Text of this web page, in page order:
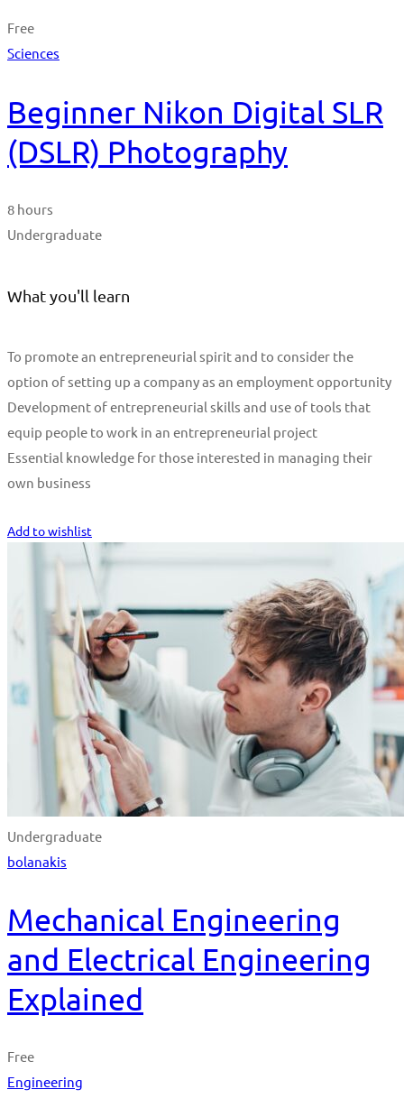
Free
Sciences
Beginner Nikon Digital SLR
(DSLR) Photography
8 hours
Undergraduate
What you'll learn
To promote an entrepreneurial spirit and to consider the
option of setting up a company as an employment opportunity
Development of entrepreneurial skills and use of tools that
equip people to work in an entrepreneurial project
Essential knowledge for those interested in managing their
own business
Add to wishlist
Undergraduate
bolanakis
Mechanical Engineering
and Electrical Engineering
Explained
Free
Engineering